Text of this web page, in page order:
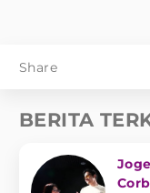
Share
BERITA